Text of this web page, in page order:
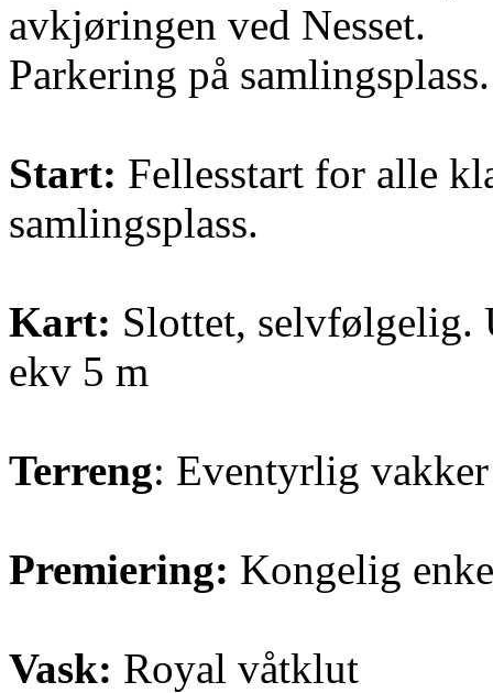
avkjøringen ved Nesset.
Parkering på samlingsplass.
Start: Fellesstart for alle
samlingsplass.
Kart: Slottet, selvfølgelig.
ekv 5 m
Terreng: Eventyrlig
Premiering: Kongelig
Vask: Royal våtklut